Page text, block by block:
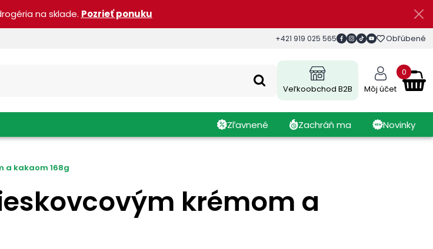
na sklade. Pozrieť ponuku
+421 919 025 565 Obľúbené
Veľkoobchod B2B Môj účet
0
Zľavnené Zachráň ma Novinky
a kakaom 168g
krémom a